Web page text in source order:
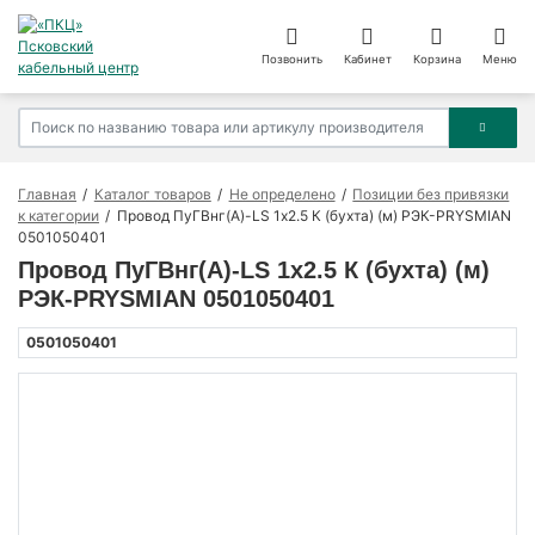
Позвонить Кабинет Корзина Меню
Главная Каталог товаров Не определено
Позиции без привязки
к категории
Провод ПуГВнг(А)-LS 1х2.5 К (бухта) (м) РЭК-PRYSMIAN
0501050401
Провод ПуГВнг(А)-LS 1х2.5 К (бухта) (м)
РЭК-PRYSMIAN 0501050401
0501050401